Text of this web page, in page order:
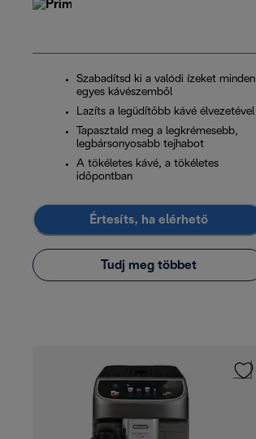
Szabadítsd ki a valódi ízeket minden
egyes kávészemből
Lazíts a legüdítőbb kávé élvezetével
Tapasztald meg a legkrémesebb,
legbársonyosabb tejhabot
A tökéletes kávé, a tökéletes
időpontban
Értesíts, ha elérhető
Tudj meg többet